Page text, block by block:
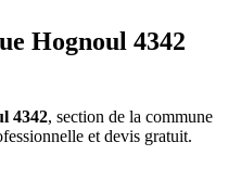
Hognoul 4342
4342, section de la commune
et devis gratuit.